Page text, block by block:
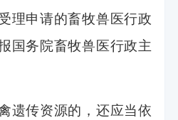
理申请的畜牧兽医行政
国务院畜牧兽医行政主
传资源的，还应当依